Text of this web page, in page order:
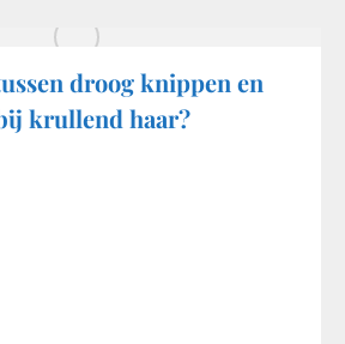
droog knippen en
krullend haar?